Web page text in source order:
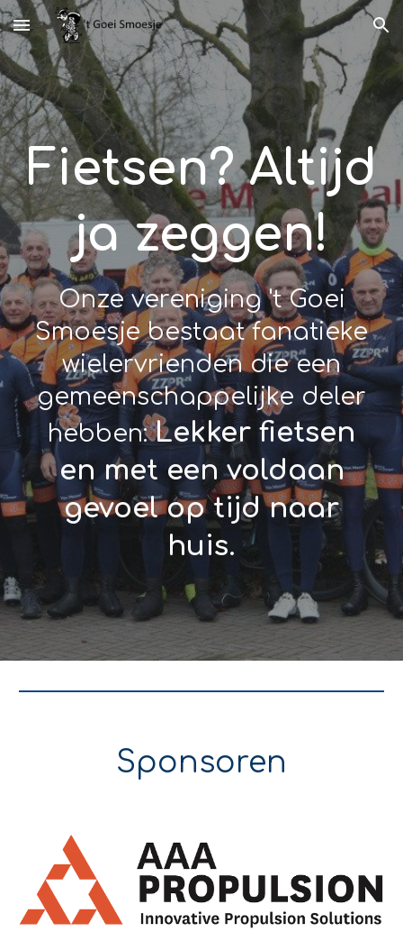
Skip to main content Skip to navigation
Fietsen? Altijd
ja zeggen!
Onze vereniging 't Goei
Smoesje bestaat fanatieke
wielervrienden die een
gemeenschappelijke deler
hebben:Lekker fietsen
en met een voldaan
gevoel op tijd naar
huis.
Sponsoren